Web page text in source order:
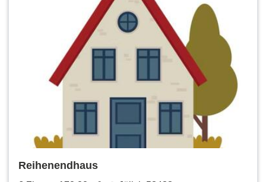
Reihenendhaus